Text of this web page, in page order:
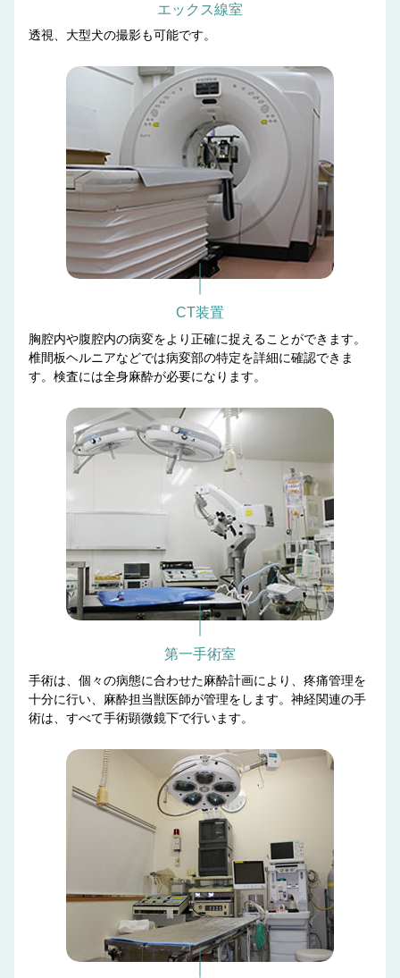
エックス線室
透視、大型犬の撮影も可能です。
CT装置
胸腔内や腹腔内の病変をより正確に捉えることができます。
椎間板ヘルニアなどでは病変部の特定を詳細に確認できま
す。検査には全身麻酔が必要になります。
第一手術室
手術は、個々の病態に合わせた麻酔計画により、疼痛管理を
十分に行い、麻酔担当獣医師が管理をします。神経関連の手
術は、すべて手術顕微鏡下で行います。